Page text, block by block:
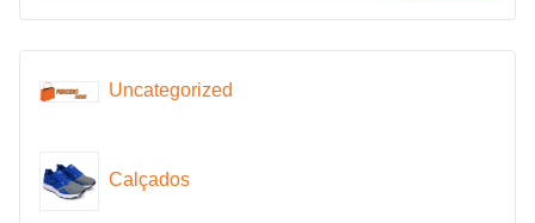
Uncategorized
Calçados